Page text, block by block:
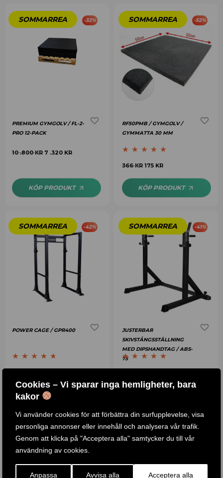
Cookies – Vi sparar inga hemligheter, bara
kakor
Vi använder cookies för att förbättra din surfupplevelse, visa
personliga annonser eller innehåll och analysera vår trafik.
Genom att klicka på "Acceptera alla" samtycker du till vår
användning av cookies.
Anpassa Avvisa alla Acceptera alla
-32%
PREMIUM GYMGOLV / FL-2-
PRO 12-PACK
10 .800KR 7 .320 KR
KÖP PRODUKT
-52%
RF50PMB / GYMGOLV /
GYMMATTA 30 MM
Betygsatt4.92
366KR 175 KR
KÖP PRODUKT
-42%
POWER CAGE / GPR400
Betygsatt4.60
av 5
KÖP PRODUKT
-41%
JUSTERBAR
SKIVSTÅNGSSTÄLLNING
MED DIPSHANDTAG / ABS-
75
Betygsatt4.86
av 5